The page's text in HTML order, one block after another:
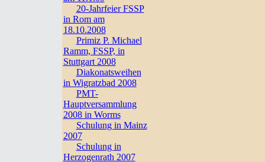
20-Jahrfeier FSSP
in Rom am
18.10.2008
Primiz P. Michael
Ramm, FSSP, in
Stuttgart 2008
Diakonatsweihen
in Wigratzbad 2008
PMT-
Hauptversammlung
2008 in Worms
Schulung in Mainz
2007
Schulung in
Herzogenrath 2007